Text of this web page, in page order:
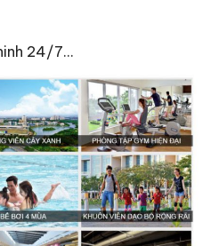
24/7…